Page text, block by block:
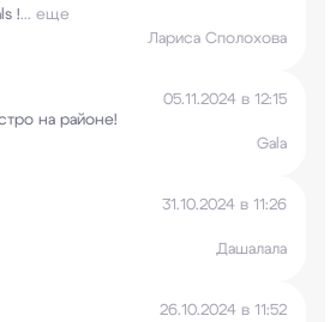
!... еще
Лариса Сполохова
05.11.2024 в 12:15
на районе!
Gala
31.10.2024 в 11:26
Дашалала
26.10.2024 в 11:52